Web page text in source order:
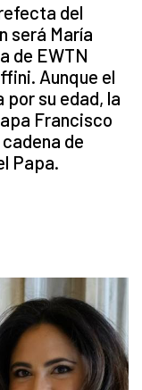
del
será María
de EWTN
Aunque el
su edad, la
Francisco
de
Papa.